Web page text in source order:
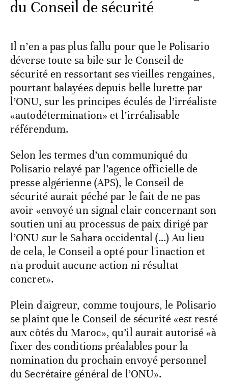
du Conseil de sécurité
Il n’en a pas plus fallu pour que le Polisario
déverse toute sa bile sur le Conseil de
sécurité en ressortant ses vieilles rengaines,
pourtant balayées depuis belle lurette par
l’ONU, sur les principes éculés de l’irréaliste
«autodétermination» et l’irréalisable
référendum.
Selon les termes d’un communiqué du
Polisario relayé par l’agence officielle de
presse algérienne (APS), le Conseil de
sécurité aurait péché par le fait de ne pas
avoir «envoyé un signal clair concernant son
soutien uni au processus de paix dirigé par
l’ONU sur le Sahara occidental (…) Au lieu
de cela, le Conseil a opté pour l'inaction et
n'a produit aucune action ni résultat
concret».
Plein d'aigreur, comme toujours, le Polisario
se plaint que le Conseil de sécurité «est resté
aux côtés du Maroc», qu’il aurait autorisé «à
fixer des conditions préalables pour la
nomination du prochain envoyé personnel
du Secrétaire général de l’ONU».